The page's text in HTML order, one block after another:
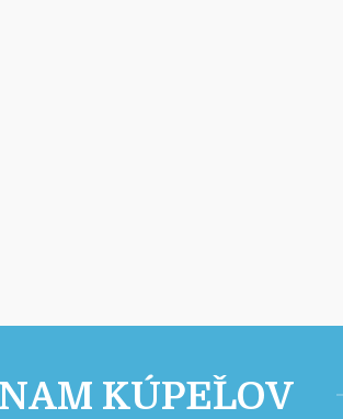
KÚPEĽOV